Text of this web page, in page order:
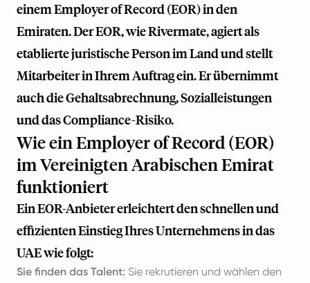
einem Employer of Record (EOR) in den
Emiraten. Der EOR, wieRivermate, agiert als
etablierte juristische Person im Land und stellt
Mitarbeiter in Ihrem Auftrag ein. Er übernimmt
auch die Gehaltsabrechnung, Sozialleistungen
und das Compliance-Risiko.
Wie ein Employer of Record (EOR)
im Vereinigten Arabischen Emirat
funktioniert
Ein EOR-Anbieter erleichtert den schnellen und
effizienten Einstieg Ihres Unternehmens in das
UAE wie folgt:
Sie finden das Talent: Sie rekrutieren und wählen den